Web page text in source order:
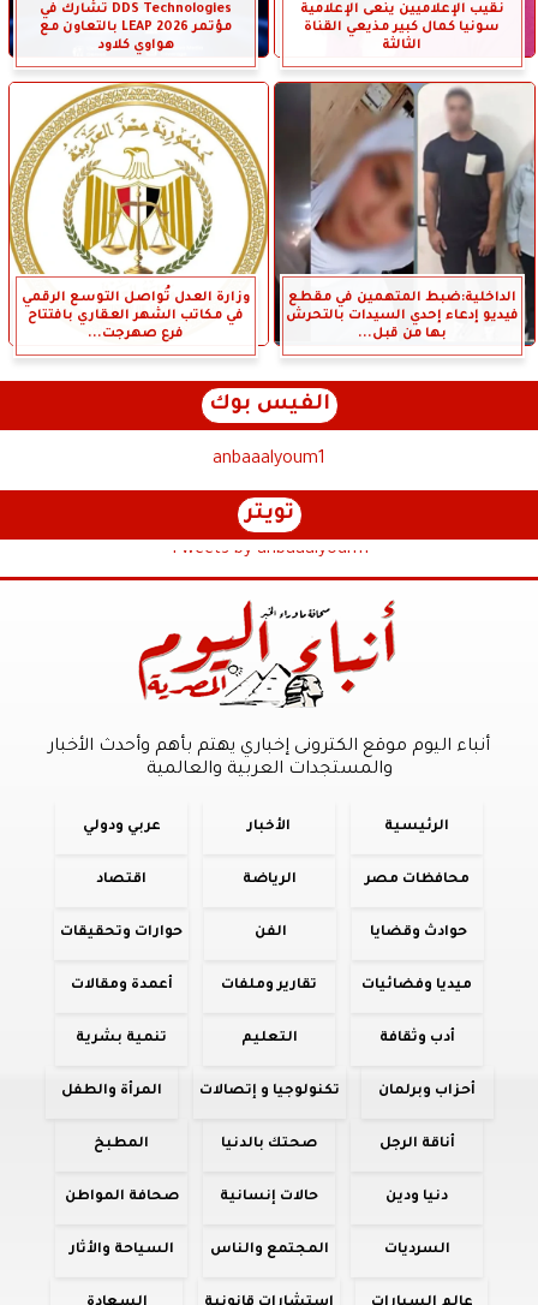
نقيب الإعلاميين ينعى الإعلامية
سونيا كمال كبير مذيعي القناة
الثالثة
DDS Technologies تشارك في
مؤتمر LEAP 2026 بالتعاون مع
هواوي كلاود
الداخلية:ضبط المتهمين في مقطع
فيديو إدعاء إحدي السيدات بالتحرش
بها من قبل...
وزارة العدل تُواصل التوسع الرقمي
في مكاتب الشهر العقاري بافتتاح
فرع صهرجت...
الفيس بوك
anbaaalyoum1
تويتر
Tweets by anbaaalyoum1
أنباء اليوم موقع الكترونى إخباري يهتم بأهم وأحدث الأخبار
والمستجدات العربية والعالمية
الرئيسية الأخبار عربي ودولي
محافظات مصر الرياضة اقتصاد
حوادث وقضايا الفن حوارات وتحقيقات
ميديا وفضائيات تقارير وملفات أعمدة ومقالات
أدب وثقافة التعليم تنمية بشرية
أحزاب وبرلمان تكنولوجيا و إتصالات المرأة والطفل
أناقة الرجل صحتك بالدنيا المطبخ
دنيا ودين حالات إنسانية صحافة المواطن
السرديات المجتمع والناس السياحة والأثار